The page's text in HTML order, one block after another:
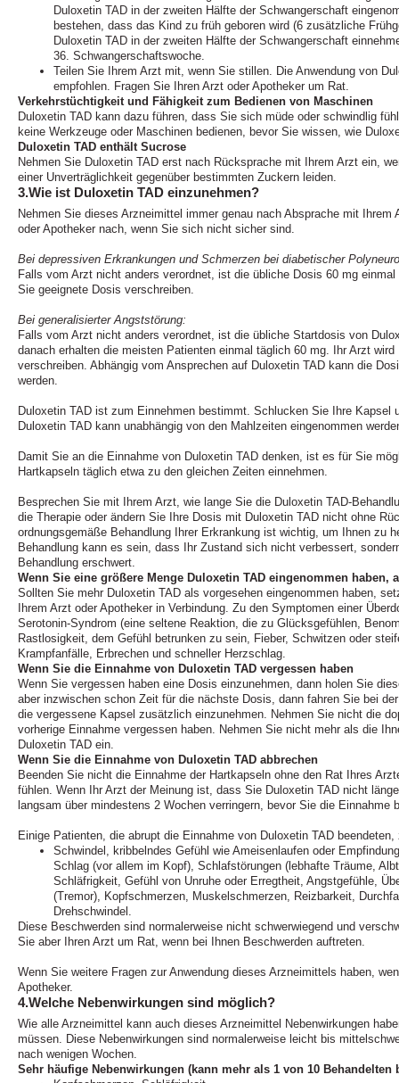
Duloxetin TAD in der zweiten Hälfte der Schwangerschaft
bestehen, dass das Kind zu früh geboren wird (6 zusätzliche
Duloxetin TAD in der zweiten Hälfte der Schwangerschaft
36. Schwangerschaftswoche.
Teilen Sie Ihrem Arzt mit, wenn Sie stillen. Die Anwendung von
empfohlen. Fragen Sie Ihren Arzt oder Apotheker um Rat.
Verkehrstüchtigkeit und Fähigkeit zum Bedienen von Maschinen
Duloxetin TAD kann dazu führen, dass Sie sich müde oder schwindlig
keine Werkzeuge oder Maschinen bedienen, bevor Sie wissen, wie
Duloxetin TAD enthält Sucrose
Nehmen Sie Duloxetin TAD erst nach Rücksprache mit Ihrem Arzt ein,
einer Unverträglichkeit gegenüber bestimmten Zuckern leiden.
3.Wie ist Duloxetin TAD einzunehmen?
Nehmen Sie dieses Arzneimittel immer genau nach Absprache mit
oder Apotheker nach, wenn Sie sich nicht sicher sind.
Bei depressiven Erkrankungen und Schmerzen bei diabetischer
Falls vom Arzt nicht anders verordnet, ist die übliche Dosis 60 mg
Sie geeignete Dosis verschreiben.
Bei generalisierter Angststörung:
Falls vom Arzt nicht anders verordnet, ist die übliche Startdosis von
danach erhalten die meisten Patienten einmal täglich 60 mg. Ihr Arzt
verschreiben. Abhängig vom Ansprechen auf Duloxetin TAD kann die
werden.
Duloxetin TAD ist zum Einnehmen bestimmt. Schlucken Sie Ihre Kapsel
Duloxetin TAD kann unabhängig von den Mahlzeiten eingenommen
Damit Sie an die Einnahme von Duloxetin TAD denken, ist es für Sie
Hartkapseln täglich etwa zu den gleichen Zeiten einnehmen.
Besprechen Sie mit Ihrem Arzt, wie lange Sie die Duloxetin TAD-
die Therapie oder ändern Sie Ihre Dosis mit Duloxetin TAD nicht ohne
ordnungsgemäße Behandlung Ihrer Erkrankung ist wichtig, um Ihnen zu
Behandlung kann es sein, dass Ihr Zustand sich nicht verbessert,
Behandlung erschwert.
Wenn Sie eine größere Menge Duloxetin TAD eingenommen haben,
Sollten Sie mehr Duloxetin TAD als vorgesehen eingenommen haben,
Ihrem Arzt oder Apotheker in Verbindung. Zu den Symptomen einer
Serotonin-Syndrom (eine seltene Reaktion, die zu Glücksgefühlen,
Rastlosigkeit, dem Gefühl betrunken zu sein, Fieber, Schwitzen oder
Krampfanfälle, Erbrechen und schneller Herzschlag.
Wenn Sie die Einnahme von Duloxetin TAD vergessen haben
Wenn Sie vergessen haben eine Dosis einzunehmen, dann holen Sie
aber inzwischen schon Zeit für die nächste Dosis, dann fahren Sie bei
die vergessene Kapsel zusätzlich einzunehmen. Nehmen Sie nicht die
vorherige Einnahme vergessen haben. Nehmen Sie nicht mehr als die
Duloxetin TAD ein.
Wenn Sie die Einnahme von Duloxetin TAD abbrechen
Beenden Sie nicht die Einnahme der Hartkapseln ohne den Rat Ihres
fühlen. Wenn Ihr Arzt der Meinung ist, dass Sie Duloxetin TAD nicht
langsam über mindestens 2 Wochen verringern, bevor Sie die Einnahme
Einige Patienten, die abrupt die Einnahme von Duloxetin TAD
Schwindel, kribbelndes Gefühl wie Ameisenlaufen oder
Schlag (vor allem im Kopf), Schlafstörungen (lebhafte Träume,
Schläfrigkeit, Gefühl von Unruhe oder Erregtheit, Angstgefühle,
(Tremor), Kopfschmerzen, Muskelschmerzen, Reizbarkeit,
Drehschwindel.
Diese Beschwerden sind normalerweise nicht schwerwiegend und
Sie aber Ihren Arzt um Rat, wenn bei Ihnen Beschwerden auftreten.
Wenn Sie weitere Fragen zur Anwendung dieses Arzneimittels haben,
Apotheker.
4.Welche Nebenwirkungen sind möglich?
Wie alle Arzneimittel kann auch dieses Arzneimittel Nebenwirkungen
müssen. Diese Nebenwirkungen sind normalerweise leicht bis
nach wenigen Wochen.
Sehr häufige Nebenwirkungen (kann mehr als 1 von 10 Behandelten